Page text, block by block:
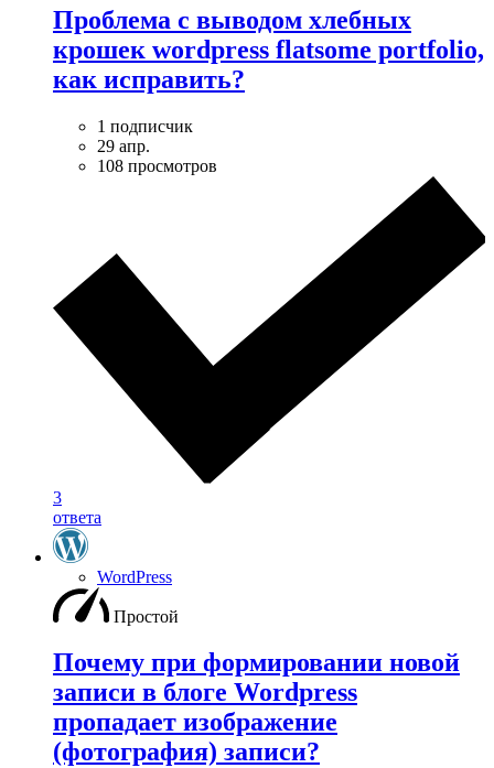
Проблема с выводом хлебных
крошек wordpress flatsome portfolio,
как исправить?
1 подписчик
29 апр.
108 просмотров
3
ответа
WordPress
Простой
Почему при формировании новой
записи в блоге Wordpress
пропадает изображение
(фотография) записи?